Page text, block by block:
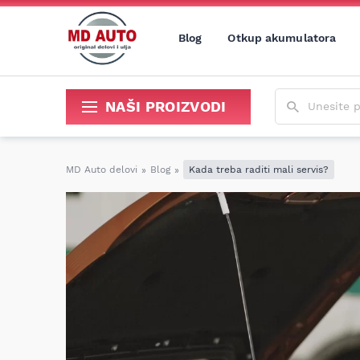
Blog Otkup akumulatora
NAŠI PROIZVODI
MD Auto delovi » Blog » Kada treba raditi mali servis?